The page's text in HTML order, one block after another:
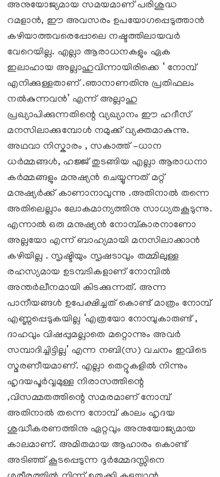
അനുയോജ്യമായ സമയമാണ് പരിശുദ്ധ
റമളാൻ, ഈ അവസരം ഉപയോഗപ്പെടുത്താൻ
കഴിയാത്തവരെപ്പോലെ നഷ്ടത്തിലായവർ
വേറെയില്ല. എല്ലാ ആരാധനകളും ഏക
ഇലാഹായ അല്ലാഹുവിന്നായിരിക്കെ ‘ നോമ്പ്
എനിക്കുള്ളതാണ് .ഞാനാണതിനു പ്രതിഫലം
നൽകുന്നവൻ’ എന്ന് അല്ലാഹു
പ്രഖ്യാപിക്കുന്നതിന്റെ വ്യഖ്യാനം ഈ ഹദീസ്
മനസിലാക്കുമ്പോൾ നമുക്ക് വ്യക്തമാകുന്നു.
അഥവാ നിസ്കാരം , സകാത്ത് –ധാന
ധർമ്മങ്ങൾ, ഹജ്ജ് തുടങ്ങിയ എല്ലാ ആരാധനാ
കർമ്മങ്ങളും മനുഷ്യൻ ചെയ്യുന്നത് മറ്റ്
മനുഷ്യർക്ക് കാണാനാവുന്നു .അതിനാൽ തന്നെ
അതിലെല്ലാം ലോകമാന്യത്തിനു സാധ്യതകൂടുന്നു.
എന്നാൽ ഒരു മനുഷ്യൻ നോമ്പ്കാരനാണോ
അല്ലയോ എന്ന് ബാഹ്യമായി മനസിലാക്കാൻ
കഴിയില്ല . സൃഷ്ടിയും സൃഷടാവും തമ്മിലുള്ള
രഹസ്യമായ ഉടമ്പടികളാണ് നോമ്പിൽ
അന്തർലീനമായി കിടക്കുന്നത്. അന്ന
പാനീയങ്ങൾ ഉപേക്ഷിച്ചത് കൊണ്ട് മാത്രം നോമ്പ്
എണ്ണപ്പെടുകയില്ല ‘എത്രയോ നോമ്പുകാരുണ്ട് ,
ദാഹവും വിഷപ്പുമല്ലാതെ മറ്റൊന്നും അവർ
സമ്പാദിച്ചിട്ടില്ല’ എന്ന നബി(സ) വചനം ഇവിടെ
സ്മരണീയമാണ്. എല്ലാ തെറ്റുകളിൽ നിന്നും
ഹൃദയപൂർവ്വമുള്ള നിരാസത്തിന്റെ
,വിസമ്മതത്തിന്റെ സമരമാണ് നോമ്പ്
അതിനാൽ തന്നെ നോമ്പ് കാലം ഹൃദയ
ശുദ്ധീകരണത്തിനു ഏറ്റവും അനുയോജ്യമായ
കാലമാണ്. അമിതമായ ആഹാരം കൊണ്ട്
അടിഞ്ഞ് കൂടപ്പെടുന്ന ദുർമ്മേദസ്സിനെ